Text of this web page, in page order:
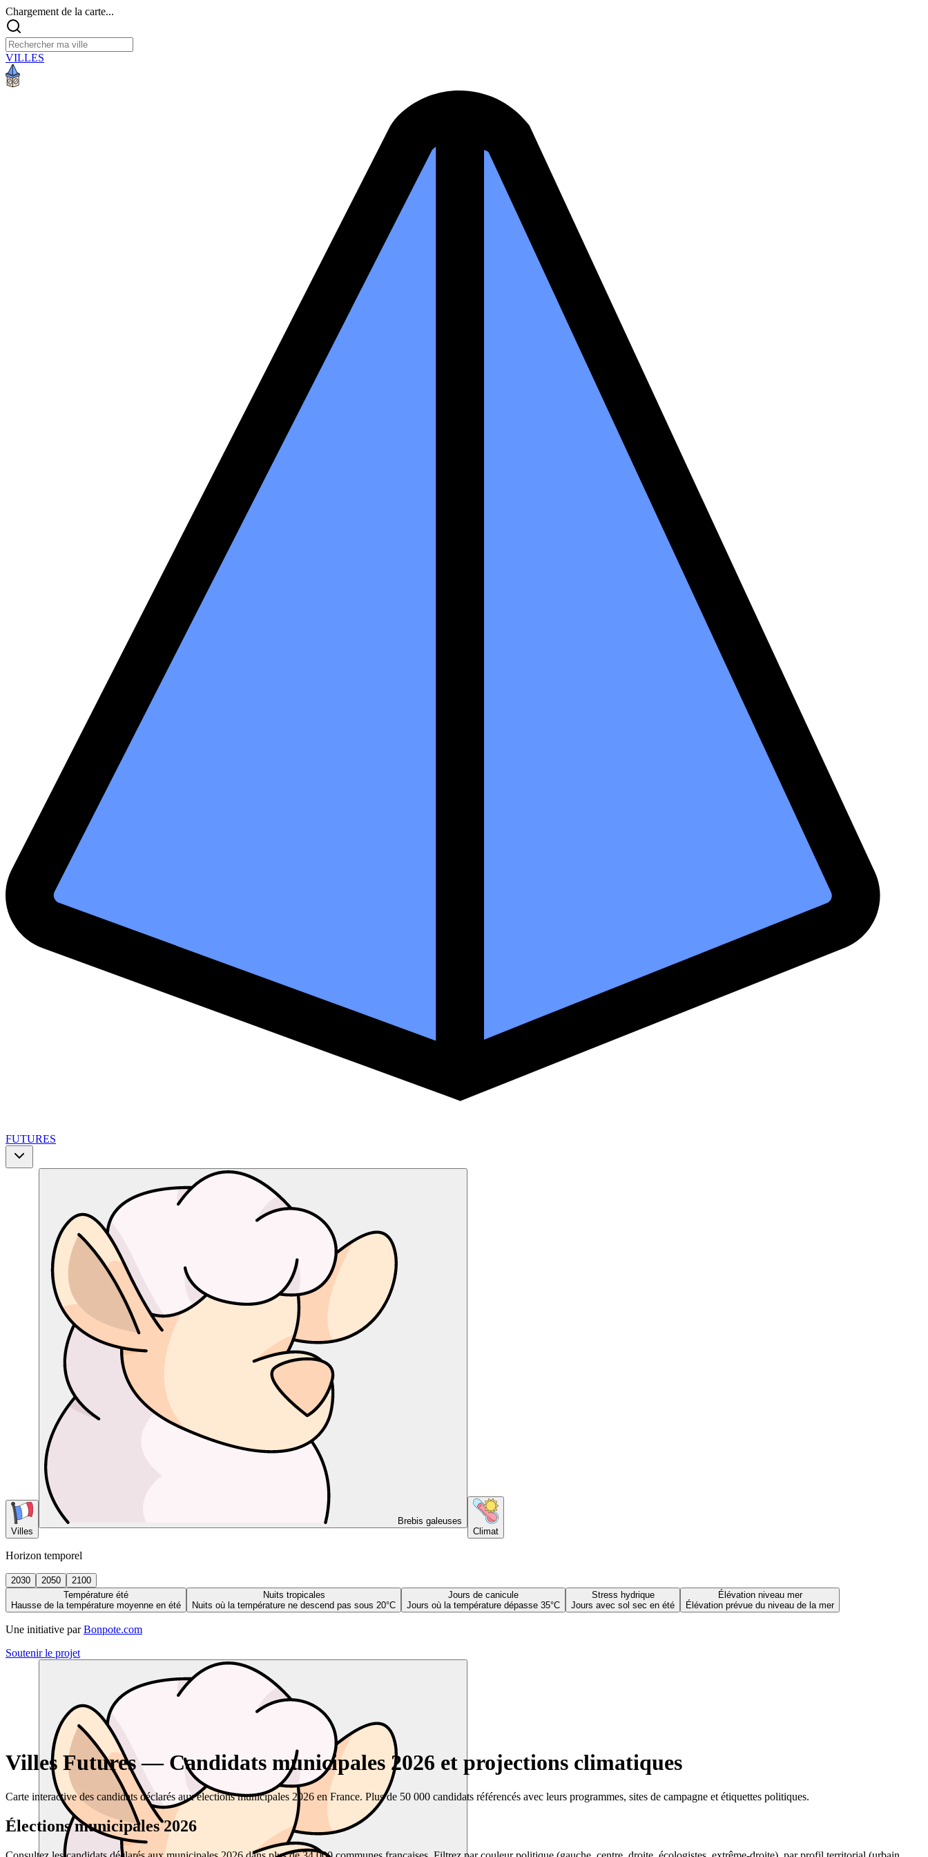
Chargement de la carte...
VILLES
FUTURES
Villes
Brebis galeuses
Climat
Horizon temporel
2030 2050
2100
Température été
Hausse de la température moyenne en été
Nuits tropicales
Nuits où la température ne descend pas sous 20°C
Jours de canicule
Jours où la température dépasse 35°C
Stress hydrique
Jours avec sol sec en été
Élévation niveau mer
Élévation prévue du niveau de la mer
Une initiative par Bonpote.com
Soutenir le projet
Villes Futures — Candidats municipales 2026 et projections climatiques
Carte interactive des candidats déclarés aux élections municipales 2026 en France. Plus de 50 000 candidats référencés avec leurs programmes, sites de campagne et étiquettes politiques.
Élections municipales 2026